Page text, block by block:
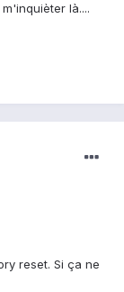
là....
reset. Si ça ne